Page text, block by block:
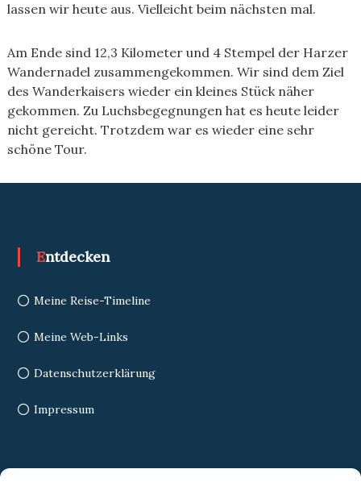
lassen wir heute aus. Vielleicht beim nächsten mal.
Am Ende sind 12,3 Kilometer und 4 Stempel der Harzer
Wandernadel zusammengekommen. Wir sind dem Ziel
des Wanderkaisers wieder ein kleines Stück näher
gekommen. Zu Luchsbegegnungen hat es heute leider
nicht gereicht. Trotzdem war es wieder eine sehr
schöne Tour.
Entdecken
Meine Reise-Timeline
Meine Web-Links
Datenschutzerklärung
Impressum